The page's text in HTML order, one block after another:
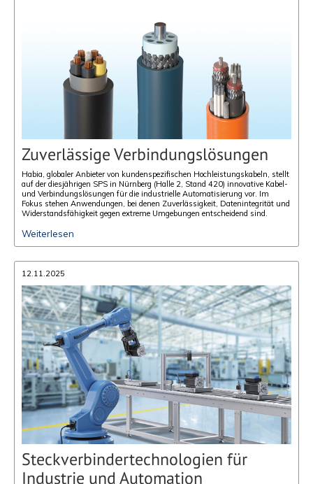
Zuverlässige Verbindungslösungen
Habia, globaler Anbieter von kundenspezifischen Hochleistungskabeln, stellt
auf der diesjährigen SPS in Nürnberg (Halle 2, Stand 420) innovative Kabel-
und Verbindungslösungen für die industrielle Automatisierung vor. Im
Fokus stehen Anwendungen, bei denen Zuverlässigkeit, Datenintegrität und
Widerstandsfähigkeit gegen extreme Umgebungen entscheidend sind.
Weiterlesen
12.11.2025
Steckverbindertechnologien für
Industrie und Automation